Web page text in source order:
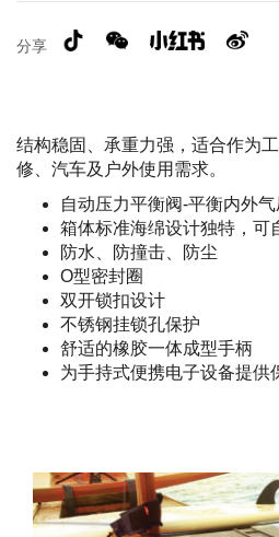
分享
结构稳固、承重力强，适合作为
修、汽车及户外使用需求。
自动压力平衡阀-平衡内外
箱体标准海绵设计独特，可
防水、防撞击、防尘
O型密封圈
双开锁扣设计
不锈钢挂锁孔保护
舒适的橡胶一体成型手柄
为手持式便携电子设备提供